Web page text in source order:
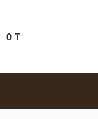
0 ₸